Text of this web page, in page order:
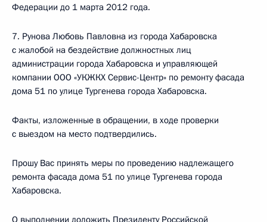
Федерации до 1 марта 2012 года.
7. Рунова Любовь Павловна из города Хабаровска
с жалобой на бездействие должностных лиц
администрации города Хабаровска и управляющей
компании ООО «УКЖКХ Сервис-Центр» по ремонту фасада
дома 51 по улице Тургенева города Хабаровска.
Факты, изложенные в обращении, в ходе проверки
с выездом на место подтвердились.
Прошу Вас принять меры по проведению надлежащего
ремонта фасада дома 51 по улице Тургенева города
Хабаровска.
О выполнении доложить Президенту Российской